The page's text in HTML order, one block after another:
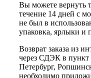
Вы можете вернуть
течение 14 дней с
не был в
упаковка, ярлыки и
Возврат заказа из
через СДЭК в пункт
Петербург,
необходимо